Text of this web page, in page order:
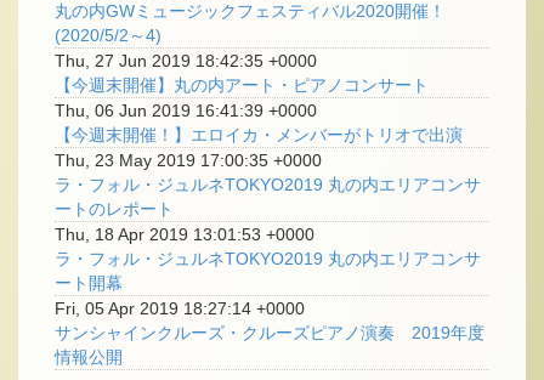
丸の内GWミュージックフェスティバル2020開催！
(2020/5/2～4)
Thu, 27 Jun 2019 18:42:35 +0000
【今週末開催】丸の内アート・ピアノコンサート
Thu, 06 Jun 2019 16:41:39 +0000
【今週末開催！】エロイカ・メンバーがトリオで出演
Thu, 23 May 2019 17:00:35 +0000
ラ・フォル・ジュルネTOKYO2019 丸の内エリアコンサ
ートのレポート
Thu, 18 Apr 2019 13:01:53 +0000
ラ・フォル・ジュルネTOKYO2019 丸の内エリアコンサ
ート開幕
Fri, 05 Apr 2019 18:27:14 +0000
サンシャインクルーズ・クルーズピアノ演奏 2019年度
情報公開